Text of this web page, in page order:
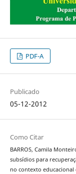
PDF-A
Publicado
05-12-2012
Como Citar
BARROS, Camila
subsídios para
no contexto educacional